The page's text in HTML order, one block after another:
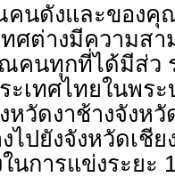
คนดังและของ
ศต่างมีความสา
คนทุกที่ได้มีส่ว
ะเทศไทยในพร
วัดงาช้างจังห
ปยังจังหวัดเชี
การแข่งระยะ